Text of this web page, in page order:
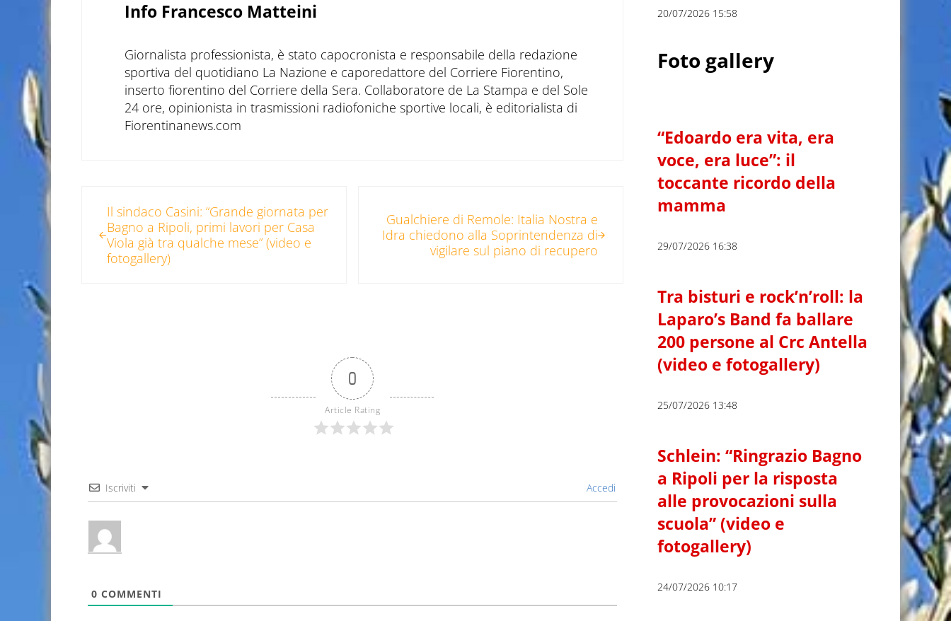
Info Francesco Matteini
Giornalista professionista, è stato capocronista e responsabile della redazione
sportiva del quotidiano La Nazione e caporedattore del Corriere Fiorentino,
inserto fiorentino del Corriere della Sera. Collaboratore de La Stampa e del Sole
24 ore, opinionista in trasmissioni radiofoniche sportive locali, è editorialista di
Fiorentinanews.com
Il sindaco Casini: “Grande giornata per
Bagno a Ripoli, primi lavori per Casa
Viola già tra qualche mese” (video e
fotogallery)
Gualchiere di Remole: Italia Nostra e
Idra chiedono alla Soprintendenza di
vigilare sul piano di recupero
0
Article Rating
Iscriviti Accedi
0 COMMENTI
20/07/2026 15:58
Foto gallery
“Edoardo era vita, era
voce, era luce”: il
toccante ricordo della
mamma
29/07/2026 16:38
Tra bisturi e rock’n’roll: la
Laparo’s Band fa ballare
200 persone al Crc Antella
(video e fotogallery)
25/07/2026 13:48
Schlein: “Ringrazio Bagno
a Ripoli per la risposta
alle provocazioni sulla
scuola” (video e
fotogallery)
24/07/2026 10:17